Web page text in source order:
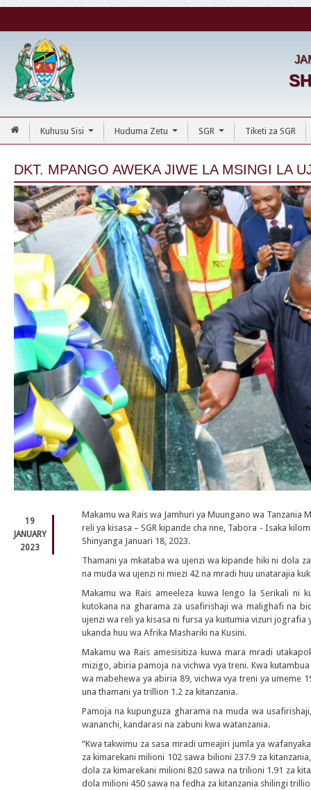
Kuhusu Sisi
Huduma Zetu
SGR
Tiketi za SGR
​DKT. MPANGO AWEKA JIWE LA MSINGI LA
19
JANUARY
2023
Makamu wa Rais wa Jamhuri ya Muungano wa
reli ya kisasa – SGR kipande cha nne, Tabora - Isaka
Shinyanga Januari 18, 2023.
Thamani ya mkataba wa ujenzi wa kipande hiki ni dola
na muda wa ujenzi ni miezi 42 na mradi huu unatarajia
Makamu wa Rais ameeleza kuwa lengo la Serikali ni
kutokana na gharama za usafirishaji wa malighafi na
ujenzi wa reli ya kisasa ni fursa ya kuitumia vizuri
ukanda huu wa Afrika Mashariki na Kusini.
Makamu wa Rais amesisitiza kuwa mara mradi
mizigo, abiria pamoja na vichwa vya treni. Kwa
wa mabehewa ya abiria 89, vichwa vya treni ya umeme
una thamani ya trillion 1.2 za kitanzania.
Pamoja na kupunguza gharama na muda wa
wananchi, kandarasi na zabuni kwa watanzania.
“Kwa takwimu za sasa mradi umeajiri jumla ya
za kimarekani milioni 102 sawa bilioni 237.9 za
dola za kimarekani milioni 820 sawa na trilioni 1.91 za
dola milioni 450 sawa na fedha za kitanzania shilingi